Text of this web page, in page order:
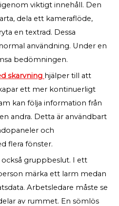
viktigt innehåll. Den
dela ett kameraflöde,
en textrad. Dessa
användning. Under en
bedömningen.
skarvning hjälper till att
ett mer kontinuerligt
kan följa information från
andra. Detta är användbart
och
flera fönster.
gruppbeslut. I ett
märka ett larm medan
Arbetsledare måste se
av rummet. En sömlös